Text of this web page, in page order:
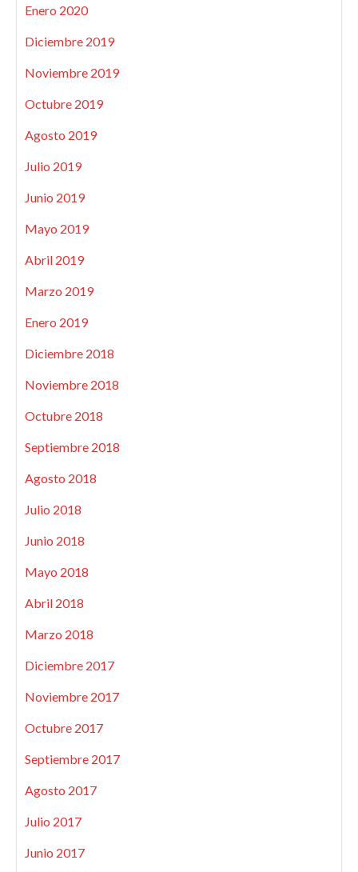
Enero 2020
Diciembre 2019
Noviembre 2019
Octubre 2019
Agosto 2019
Julio 2019
Junio 2019
Mayo 2019
Abril 2019
Marzo 2019
Enero 2019
Diciembre 2018
Noviembre 2018
Octubre 2018
Septiembre 2018
Agosto 2018
Julio 2018
Junio 2018
Mayo 2018
Abril 2018
Marzo 2018
Diciembre 2017
Noviembre 2017
Octubre 2017
Septiembre 2017
Agosto 2017
Julio 2017
Junio 2017